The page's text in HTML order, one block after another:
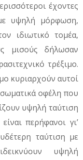
έχοντες
με υψηλή μόρφωση,
ιδιωτικό τομέα,
μισούς δήλωσαν
τρέξιμο.
κυριαρχούν αυτοί
οφέλη που
υψηλή ταύτιση
περήφανοι γι’
ταύτιση με
υψηλή